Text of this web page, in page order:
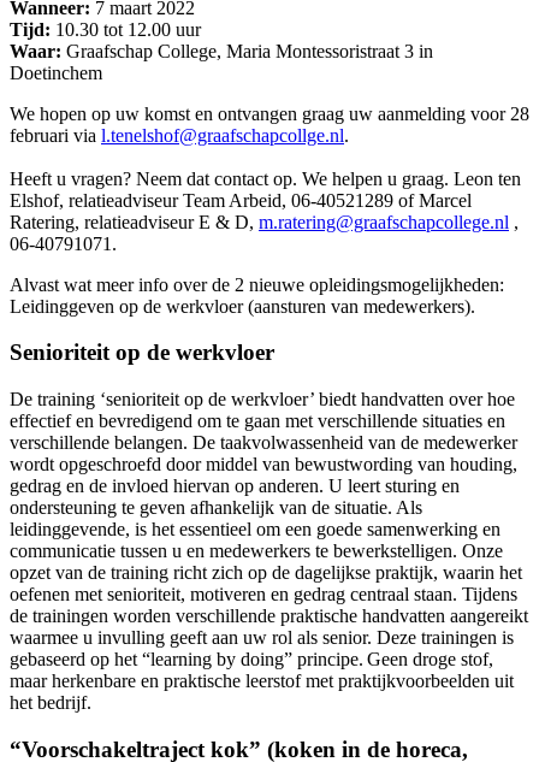
Wanneer: 7 maart 2022
Tijd: 10.30 tot 12.00 uur
Waar: Graafschap College, Maria Montessoristraat 3 in
Doetinchem
We hopen op uw komst en ontvangen graag uw aanmelding voor 28
februari via l.tenelshof@graafschapcollge.nl.
Heeft u vragen? Neem dat contact op. We helpen u graag. Leon ten
Elshof, relatieadviseur Team Arbeid, 06-40521289 of Marcel
Ratering, relatieadviseur E & D, m.ratering@graafschapcollege.nl ,
06-40791071.
Alvast wat meer info over de 2 nieuwe opleidingsmogelijkheden:
Leidinggeven op de werkvloer (aansturen van medewerkers).
Senioriteit op de werkvloer
De training ‘senioriteit op de werkvloer’ biedt handvatten over hoe
effectief en bevredigend om te gaan met verschillende situaties en
verschillende belangen. De taakvolwassenheid van de medewerker
wordt opgeschroefd door middel van bewustwording van houding,
gedrag en de invloed hiervan op anderen. U leert sturing en
ondersteuning te geven afhankelijk van de situatie. Als
leidinggevende, is het essentieel om een goede samenwerking en
communicatie tussen u en medewerkers te bewerkstelligen. Onze
opzet van de training richt zich op de dagelijkse praktijk, waarin het
oefenen met senioriteit, motiveren en gedrag centraal staan. Tijdens
de trainingen worden verschillende praktische handvatten aangereikt
waarmee u invulling geeft aan uw rol als senior. Deze trainingen is
gebaseerd op het “learning by doing” principe. Geen droge stof,
maar herkenbare en praktische leerstof met praktijkvoorbeelden uit
het bedrijf.
“Voorschakeltraject kok” (koken in de horeca,